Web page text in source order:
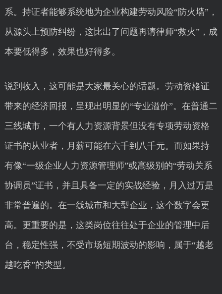
系。持证者能够系统地为企业构建劳动风险“防火墙”，
从源头上预防纠纷，这比出了问题再请律师“救火”，成
本要低得多，效果也好得多。
说到收入，这可能是大家最关心的话题。劳动资格证
带来的经济回报，呈现出明显的“专业溢价”。在普通二
三线城市，一个有人力资源背景但没有专项劳动资格
证书的从业者，月薪可能在六千到八千元。而如果持
有像“一级企业人力资源管理师”或高级别的“劳动关系
协调员”证书，并且具备一定的实战经验，月入过万是
非常普遍的。在一线城市和大型企业，这个数字会更
高。更重要的是，这类岗位往往处于企业的管理中后
台，稳定性强，不受市场短期波动的影响，属于“越老
越吃香”的类型。